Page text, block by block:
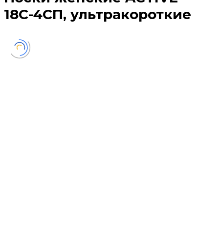
18С-4СП, ультракороткие